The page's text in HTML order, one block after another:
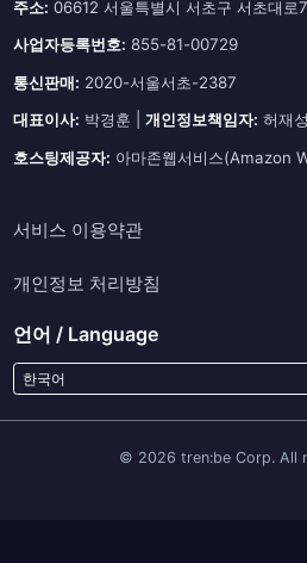
주소: 06612 서울특별시 서초구 서초대로
사업자등록번호: 855-81-00729
통신판매: 2020-서울서초-2387
대표이사: 박경훈 | 개인정보책임자: 허재성
호스팅제공자: 아마존웹서비스(Amazon
서비스 이용약관
개인정보 처리방침
언어 / Language
한국어
© 2026 tren:be Corp. All